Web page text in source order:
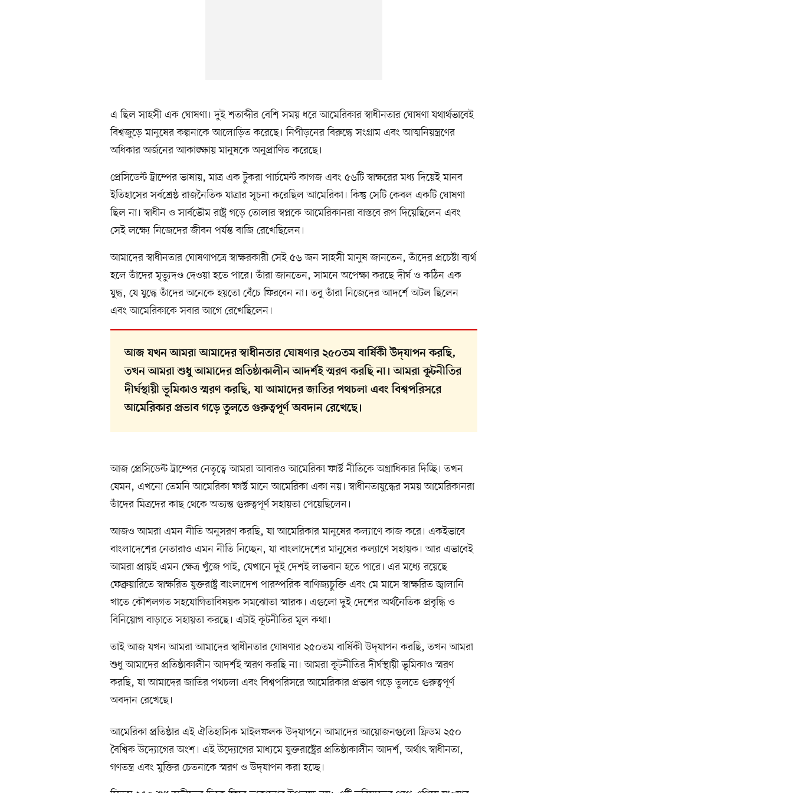
এ ছিল সাহসী এক ঘোষণা। দুই শতাব্দীর বেশি সময় ধরে আমেরিকার স্বাধীনতার ঘোষণা যথার্থভাবেই
বিশ্বজুড়ে মানুষের কল্পনাকে আলোড়িত করেছে। নিপীড়নের বিরুদ্ধে সংগ্রাম এবং আত্মনিয়ন্ত্রণের
অধিকার অর্জনের আকাঙ্ক্ষায় মানুষকে অনুপ্রাণিত করেছে।
প্রেসিডেন্ট ট্রাম্পের ভাষায়, মাত্র এক টুকরা পার্চমেন্ট কাগজ এবং ৫৬টি স্বাক্ষরের মধ্য দিয়েই মানব
ইতিহাসের সর্বশ্রেষ্ঠ রাজনৈতিক যাত্রার সূচনা করেছিল আমেরিকা। কিন্তু সেটি কেবল একটি ঘোষণা
ছিল না। স্বাধীন ও সার্বভৌম রাষ্ট্র গড়ে তোলার স্বপ্নকে আমেরিকানরা বাস্তবে রূপ দিয়েছিলেন এবং
সেই লক্ষ্যে নিজেদের জীবন পর্যন্ত বাজি রেখেছিলেন।
আমাদের স্বাধীনতার ঘোষণাপত্রে স্বাক্ষরকারী সেই ৫৬ জন সাহসী মানুষ জানতেন, তাঁদের প্রচেষ্টা ব্যর্থ
হলে তাঁদের মৃত্যুদণ্ড দেওয়া হতে পারে। তাঁরা জানতেন, সামনে অপেক্ষা করছে দীর্ঘ ও কঠিন এক
যুদ্ধ, যে যুদ্ধে তাঁদের অনেকে হয়তো বেঁচে ফিরবেন না। তবু তাঁরা নিজেদের আদর্শে অটল ছিলেন
এবং আমেরিকাকে সবার আগে রেখেছিলেন।
আজ যখন আমরা আমাদের স্বাধীনতার ঘোষণার ২৫০তম বার্ষিকী উদ্‌যাপন করছি,
তখন আমরা শুধু আমাদের প্রতিষ্ঠাকালীন আদর্শই স্মরণ করছি না। আমরা কূটনীতির
দীর্ঘস্থায়ী ভূমিকাও স্মরণ করছি, যা আমাদের জাতির পথচলা এবং বিশ্বপরিসরে
আমেরিকার প্রভাব গড়ে তুলতে গুরুত্বপূর্ণ অবদান রেখেছে।
আজ প্রেসিডেন্ট ট্রাম্পের নেতৃত্বে আমরা আবারও আমেরিকা ফার্স্ট নীতিকে অগ্রাধিকার দিচ্ছি। তখন
যেমন, এখনো তেমনি আমেরিকা ফার্স্ট মানে আমেরিকা একা নয়। স্বাধীনতাযুদ্ধের সময় আমেরিকানরা
তাঁদের মিত্রদের কাছ থেকে অত্যন্ত গুরুত্বপূর্ণ সহায়তা পেয়েছিলেন।
আজও আমরা এমন নীতি অনুসরণ করছি, যা আমেরিকার মানুষের কল্যাণে কাজ করে। একইভাবে
বাংলাদেশের নেতারাও এমন নীতি নিচ্ছেন, যা বাংলাদেশের মানুষের কল্যাণে সহায়ক। আর এভাবেই
আমরা প্রায়ই এমন ক্ষেত্র খুঁজে পাই, যেখানে দুই দেশই লাভবান হতে পারে। এর মধ্যে রয়েছে
ফেব্রুয়ারিতে স্বাক্ষরিত যুক্তরাষ্ট্র বাংলাদেশ পারস্পরিক বাণিজ্যচুক্তি এবং মে মাসে স্বাক্ষরিত জ্বালানি
খাতে কৌশলগত সহযোগিতাবিষয়ক সমঝোতা স্মারক। এগুলো দুই দেশের অর্থনৈতিক প্রবৃদ্ধি ও
বিনিয়োগ বাড়াতে সহায়তা করছে। এটাই কূটনীতির মূল কথা।
তাই আজ যখন আমরা আমাদের স্বাধীনতার ঘোষণার ২৫০তম বার্ষিকী উদ্‌যাপন করছি, তখন আমরা
শুধু আমাদের প্রতিষ্ঠাকালীন আদর্শই স্মরণ করছি না। আমরা কূটনীতির দীর্ঘস্থায়ী ভূমিকাও স্মরণ
করছি, যা আমাদের জাতির পথচলা এবং বিশ্বপরিসরে আমেরিকার প্রভাব গড়ে তুলতে গুরুত্বপূর্ণ
অবদান রেখেছে।
আমেরিকা প্রতিষ্ঠার এই ঐতিহাসিক মাইলফলক উদ্‌যাপনে আমাদের আয়োজনগুলো ফ্রিডম ২৫০
বৈশ্বিক উদ্যোগের অংশ। এই উদ্যোগের মাধ্যমে যুক্তরাষ্ট্রের প্রতিষ্ঠাকালীন আদর্শ, অর্থাৎ স্বাধীনতা,
গণতন্ত্র এবং মুক্তির চেতনাকে স্মরণ ও উদ্‌যাপন করা হচ্ছে।